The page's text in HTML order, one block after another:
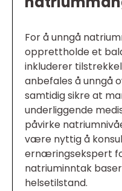
For å unngå
opprettholde et
inkluderer
anbefales å unngå
samtidig sikre at
underliggende
påvirke
være nyttig å
ernæringsekspert
natriuminntak
helsetilstand.